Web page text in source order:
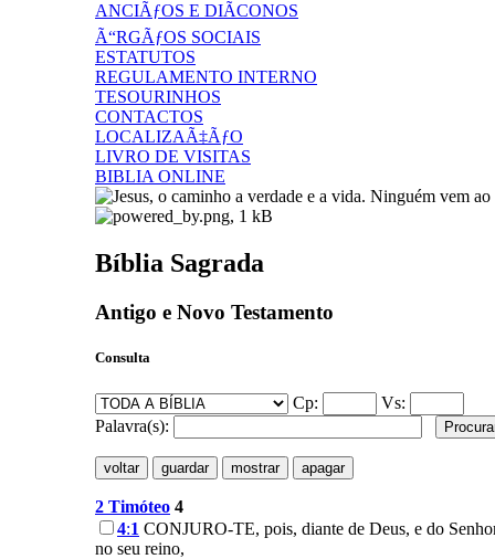
ANCIÃƒOS E DIÃCONOS
Ã“RGÃƒOS SOCIAIS
ESTATUTOS
REGULAMENTO INTERNO
TESOURINHOS
CONTACTOS
LOCALIZAÃ‡ÃƒO
LIVRO DE VISITAS
BIBLIA ONLINE
Bíblia Sagrada
Antigo e Novo Testamento
Consulta
Cp:
Vs:
Palavra(s):
2 Timóteo 4
4:1 CONJURO-TE, pois, diante de Deus, e do
no seu reino,